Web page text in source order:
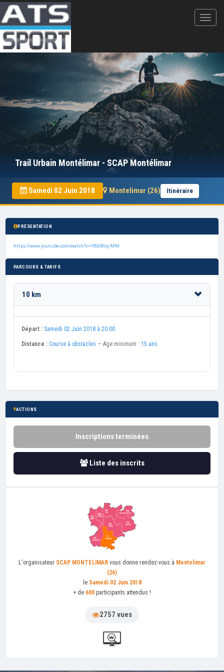
Trail Urbain Montélimar - SCAP Montélimar
Samedi 02 Juin 2018 Montelimar (26) Itinéraire
PRÉSENTATION
https://www.youtube.com/watch?v=iY8kS9oyiMM
PARCOURS & TARIFS
10 km
Départ : Samedi 02 Juin 2018 à 20:00
Distance : Course à obstacles — Age minimum : 15 ans
ACTIONS
Inscriptions terminées
Liste des inscrits
L'organisateur SCAP MONTELIMAR vous donne rendez-vous à Montelimar
(26)
le Samedi 02 Juin 2018
+ de 600 participants attendus !
2757 vues